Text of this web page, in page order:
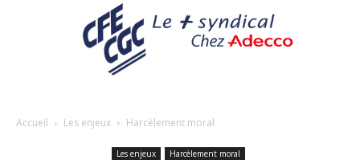
Accueil Les enjeux Harcèlement moral
Les enjeux Harcèlement moral